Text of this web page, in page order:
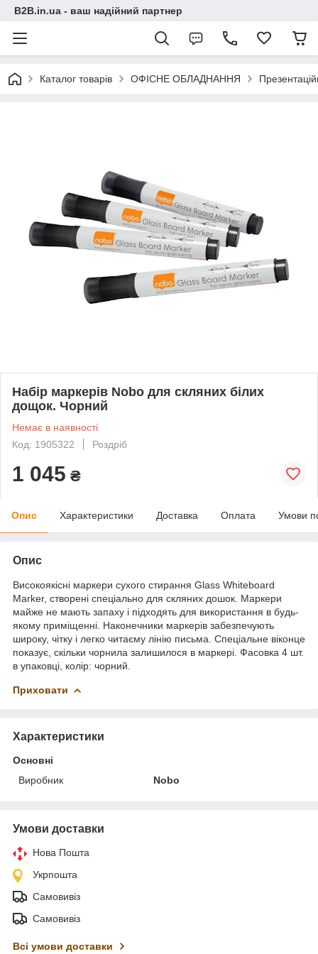
B2B.in.ua - ваш надійний партнер
Каталог товарів ОФІСНЕ ОБЛАДНАННЯ
Набір маркерів Nobo для скляних білих
дощок. Чорний
Немає в наявності
Код: 1905322
Роздріб
1 045 ₴
Опис Характеристики Доставка Оплата Умови
Опис
Високоякісні маркери сухого стирання Glass Whiteboard
Marker, створені спеціально для скляних дошок. Маркери
майже не мають запаху і підходять для використання в будь-
якому приміщенні. Наконечники маркерів забезпечують
широку, чітку і легко читаєму лінію письма. Спеціальне віконце
показує, скільки чорнила залишилося в маркері. Фасовка 4 шт.
в упаковці, колір: чорний.
Приховати
Характеристики
Основні
Виробник
Nobo
Умови доставки
Нова Пошта
Укрпошта
Самовивіз
Самовивіз
Всі умови доставки